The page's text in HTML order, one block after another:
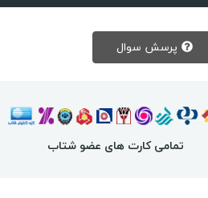
تمامی کارت های عضو شتاب